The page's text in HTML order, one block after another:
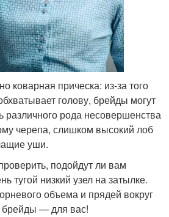
коварная прическа: из-за того
голову, брейды могут
различного рода несовершенства
черепа, слишком высокий лоб
уши.
подойдут ли вам
тугой низкий узел на затылке.
объема и прядей вокруг
брейды — для вас!